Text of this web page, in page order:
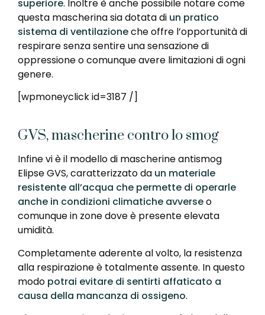
superiore. Inoltre è anche possibile notare come
questa mascherina sia dotata di un pratico
sistema di ventilazioneche offre l’opportunità di
respirare senza sentire una sensazione di
oppressione o comunque avere limitazioni di ogni
genere.
[wpmoneyclick id=3187 /]
GVS, mascherine contro lo smog
Infine vi è il modello di mascherine antismog
Elipse GVS, caratterizzato da un materiale
resistente all’acqua che permette di operarle
anche in condizioni climatiche avverseo
comunque in zone dove è presente elevata
umidità.
Completamente aderente al volto, la resistenza
alla respirazione è totalmente assente. In questo
modo potrai evitare di sentirti affaticato a
causa della mancanza di ossigeno.